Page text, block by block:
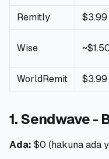
Remitly $3.99
Wise
WorldRemit $3.99
1. Sendwave -
Ada: $0 (hakuna ada